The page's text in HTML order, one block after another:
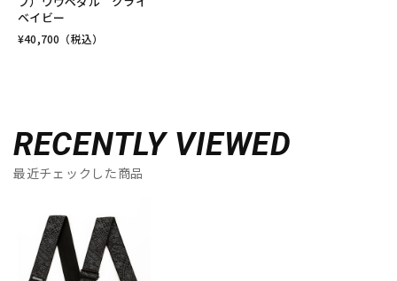
ベイビー
¥40,700 （税込）
RECENTLY VIEWED
最近チェックした商品